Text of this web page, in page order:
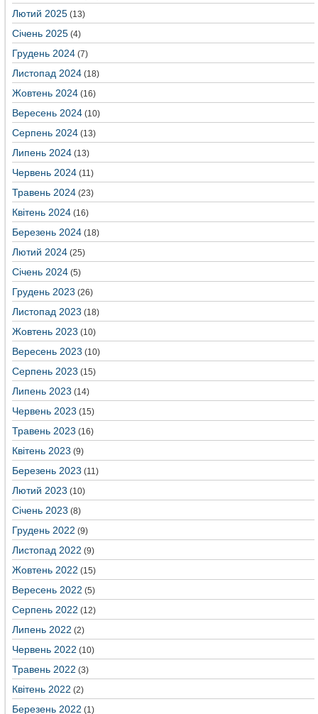
Лютий 2025 (13)
Січень 2025 (4)
Грудень 2024 (7)
Листопад 2024 (18)
Жовтень 2024 (16)
Вересень 2024 (10)
Серпень 2024 (13)
Липень 2024 (13)
Червень 2024 (11)
Травень 2024 (23)
Квітень 2024 (16)
Березень 2024 (18)
Лютий 2024 (25)
Січень 2024 (5)
Грудень 2023 (26)
Листопад 2023 (18)
Жовтень 2023 (10)
Вересень 2023 (10)
Серпень 2023 (15)
Липень 2023 (14)
Червень 2023 (15)
Травень 2023 (16)
Квітень 2023 (9)
Березень 2023 (11)
Лютий 2023 (10)
Січень 2023 (8)
Грудень 2022 (9)
Листопад 2022 (9)
Жовтень 2022 (15)
Вересень 2022 (5)
Серпень 2022 (12)
Липень 2022 (2)
Червень 2022 (10)
Травень 2022 (3)
Квітень 2022 (2)
Березень 2022 (1)